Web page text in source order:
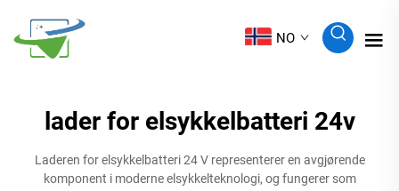
NO
lader for elsykkelbatteri 24v
Laderen for elsykkelbatteri 24 V representerer en avgjørende
komponent i moderne elsykkelteknologi, og fungerer som